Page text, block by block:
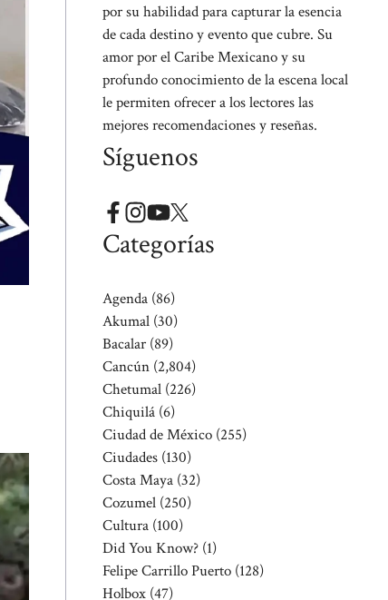
por su habilidad para capturar la esencia
de cada destino y evento que cubre. Su
amor por el Caribe Mexicano y su
profundo conocimiento de la escena local
le permiten ofrecer a los lectores las
mejores recomendaciones y reseñas.
Síguenos
Categorías
Agenda (86)
Akumal (30)
Bacalar (89)
Cancún (2,804)
Chetumal (226)
Chiquilá (6)
Ciudad de México (255)
Ciudades (130)
Costa Maya (32)
Cozumel (250)
Cultura (100)
Did You Know? (1)
Felipe Carrillo Puerto (128)
Holbox (47)